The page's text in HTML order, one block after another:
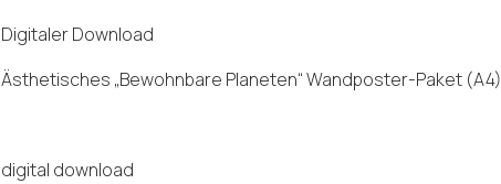
Preis
war:
ist:
Digitaler Download
Ästhetisches „Bewohnbare Planeten“ Wandposter-Paket (A4)
digital download